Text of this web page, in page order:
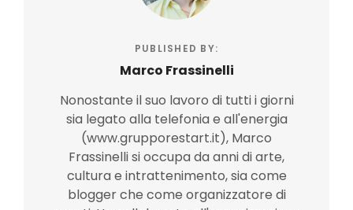
PUBLISHED BY:
Marco Frassinelli
Nonostante il suo lavoro di tutti i giorni
sia legato alla telefonia e all'energia
(www.grupporestart.it), Marco
Frassinelli si occupa da anni di arte,
cultura e intrattenimento, sia come
blogger che come organizzatore di